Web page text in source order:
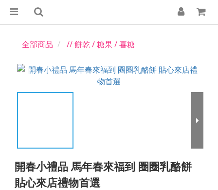
全部商品 // 餅乾 / 糖果 / 喜糖
開春小禮品 馬年春來福到 圈圈乳酪餅
貼心來店禮物首選